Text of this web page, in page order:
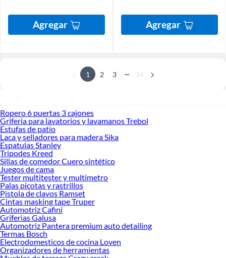
Agregar Agregar
1 2 3 34
Ropero 6 puertas 3 cajones
Griferia para lavatorios y lavamanos Trebol
Estufas de patio
Laca y selladores para madera Sika
Espatulas Stanley
Tripodes Kreed
Sillas de comedor Cuero sintético
Juegos de cama
Tester multitester y multimetro
Palas picotas y rastrillos
Pistola de clavos Ramset
Cintas masking tape Truper
Automotriz Cafini
Griferias Galusa
Automotriz Pantera premium auto detailing
Termas Bosch
Electrodomesticos de cocina Loven
Organizadores de herramientas